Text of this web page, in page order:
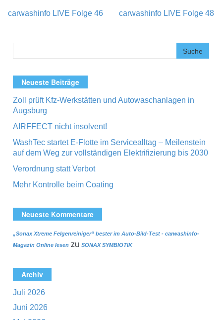
carwashinfo LIVE Folge 46 carwashinfo LIVE Folge 48
Neueste Beiträge
Zoll prüft Kfz-Werkstätten und Autowaschanlagen in
Augsburg
AIRFFECT nicht insolvent!
WashTec startet E-Flotte im Servicealltag – Meilenstein
auf dem Weg zur vollständigen Elektrifizierung bis 2030
Verordnung statt Verbot
Mehr Kontrolle beim Coating
Neueste Kommentare
„Sonax Xtreme Felgenreiniger“ bester im Auto-Bild-Test - carwashinfo-
Magazin Online lesen zu SONAX SYMBIOTIK
Archiv
Juli 2026
Juni 2026